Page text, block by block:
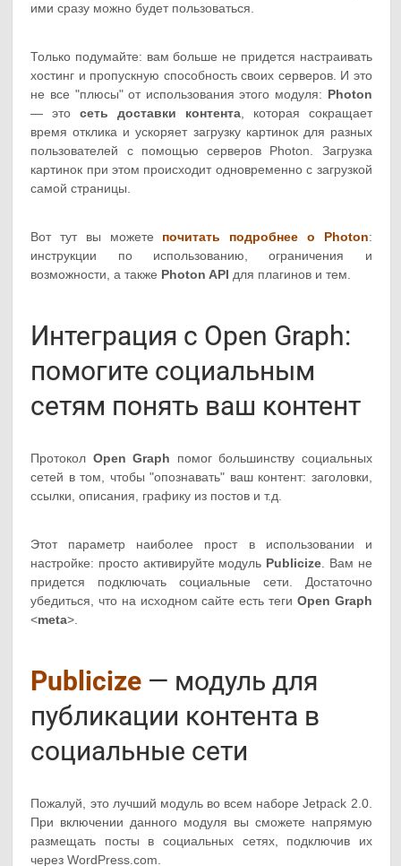
ими сразу можно будет пользоваться.
Только подумайте: вам больше не придется настраивать
хостинг и пропускную способность своих серверов. И это
не все "плюсы" от использования этого модуля: Photon
— этосеть доставки контента, которая сокращает
время отклика и ускоряет загрузку картинок для разных
пользователей с помощью серверов Photon. Загрузка
картинок при этом происходит одновременно с загрузкой
самой страницы.
Вот тут вы можете почитать подробнее о Photon:
инструкции по использованию, ограничения и
возможности, а также Photon API для плагинов и тем.
Интеграция с Open Graph:
помогите социальным
сетям понять ваш контент
Протокол Open Graph помог большинству социальных
сетей в том, чтобы "опознавать" ваш контент: заголовки,
ссылки, описания, графику из постов и т.д.
Этот параметр наиболее прост в использовании и
настройке: просто активируйте модуль Publicize . Вам не
придется подключать социальные сети. Достаточно
убедиться, что на исходном сайте есть теги Open Graph
<meta>.
Publicize — модуль для
публикации контента в
социальные сети
Пожалуй, это лучший модуль во всем наборе Jetpack 2.0.
При включении данного модуля вы сможете напрямую
размещать посты в социальных сетях, подключив их
через WordPress.com.